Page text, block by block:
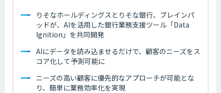
りそなホールディングスとりそな銀行、ブレインパ
ッドが、AIを活用した銀行業務支援ツール「Data
Ignition」を共同開発
AIにデータを読み込ませるだけで、顧客のニーズをス
コア化して予測可能に
ニーズの高い顧客に優先的なアプローチが可能とな
り、簡単に業務効率化を実現